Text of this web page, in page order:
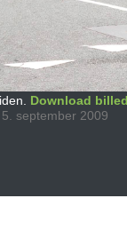
Download
september 2009